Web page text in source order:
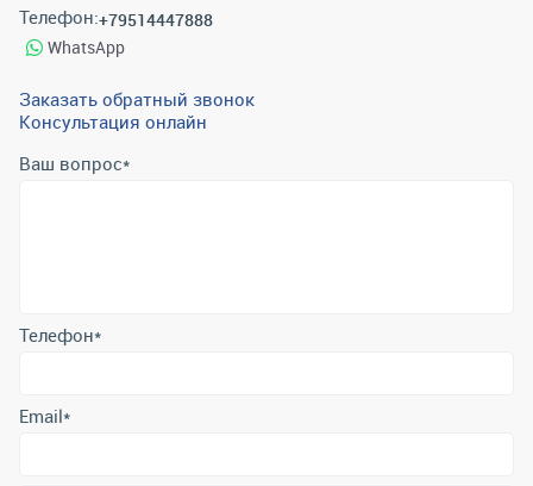
Телефон:+79514447888
WhatsApp
Заказать обратный звонок
Консультация онлайн
Ваш вопрос*
Отправляя форму вы подтверждаете согласие с